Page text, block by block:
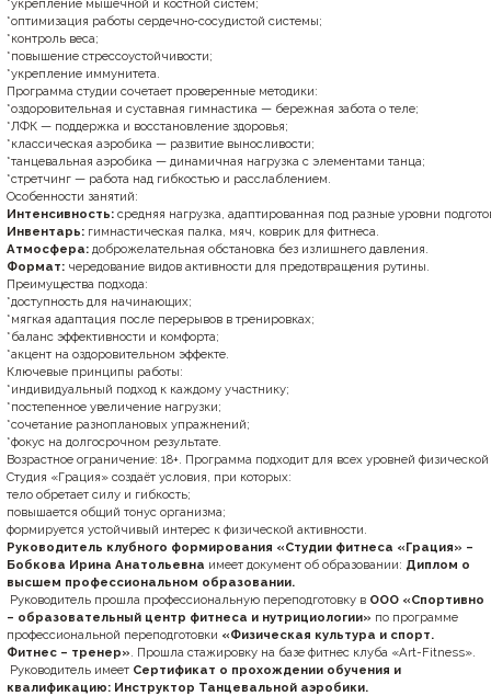
*укрепление мышечной и костной систем;
*оптимизация работы сердечно‑сосудистой системы;
*контроль веса;
*повышение стрессоустойчивости;
*укрепление иммунитета.
Программа студии сочетает проверенные методики:
*оздоровительная и суставная гимнастика — бережная забота о теле;
*ЛФК — поддержка и восстановление здоровья;
*классическая аэробика — развитие выносливости;
*танцевальная аэробика — динамичная нагрузка с элементами танца;
*стретчинг — работа над гибкостью и расслаблением.
Особенности занятий:
Интенсивность: средняя нагрузка, адаптированная под разные уровни
Инвентарь: гимнастическая палка, мяч, коврик для фитнеса.
Атмосфера: доброжелательная обстановка без излишнего давления.
Формат: чередование видов активности для предотвращения рутины.
Преимущества подхода:
*доступность для начинающих;
*мягкая адаптация после перерывов в тренировках;
*баланс эффективности и комфорта;
*акцент на оздоровительном эффекте.
Ключевые принципы работы:
*индивидуальный подход к каждому участнику;
*постепенное увеличение нагрузки;
*сочетание разноплановых упражнений;
*фокус на долгосрочном результате.
Возрастное ограничение: 18+. Программа подходит для всех уровней физической
Студия «Грация» создаёт условия, при которых:
тело обретает силу и гибкость;
повышается общий тонус организма;
формируется устойчивый интерес к физической активности.
Руководитель клубного формирования «Студии фитнеса «Грация» –
Бобкова Ирина Анатольевна имеет документ об образовании: Диплом о
высшем профессиональном образовании.
Руководитель прошла профессиональную переподготовку в ООО «Спортивно
– образовательный центр фитнеса и нутрициологии» по программе
профессиональной переподготовки «Физическая культура и спорт.
Фитнес – тренер». Прошла стажировку на базе фитнес клуба «Art-Fitness».
Руководитель имеет Сертификат о прохождении обучения и
квалификацию: Инструктор Танцевальной аэробики.